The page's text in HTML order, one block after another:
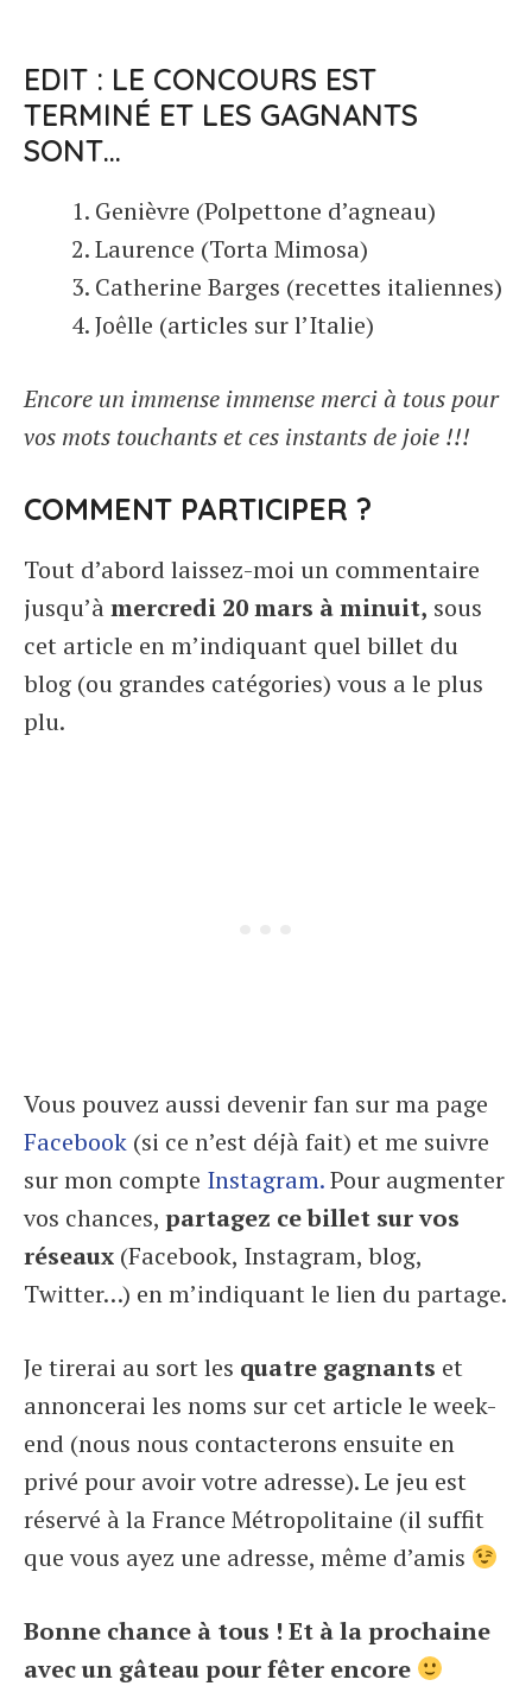
EDIT : LE CONCOURS EST
TERMINÉ ET LES GAGNANTS
SONT…
Genièvre (Polpettone d’agneau)
Laurence (Torta Mimosa)
Catherine Barges (recettes italiennes)
Joêlle (articles sur l’Italie)
Encore un immense immense merci à tous pour
vos mots touchants et ces instants de joie !!!
COMMENT PARTICIPER ?
Tout d’abord laissez-moi un commentaire
jusqu’àmercredi 20 mars à minuit, sous
cet article en m’indiquant quel billet du
blog (ou grandes catégories) vous a le plus
plu.
Vous pouvez aussi devenir fan sur ma page
Facebook (si ce n’est déjà fait) et me suivre
sur mon compte Instagram.Pour augmenter
vos chances, partagez ce billet sur vos
réseaux (Facebook, Instagram, blog,
Twitter…) en m’indiquant le lien du partage.
Je tirerai au sort les quatre gagnants et
annoncerai les noms sur cet article le week-
end (nous nous contacterons ensuite en
privé pour avoir votre adresse). Le jeu est
réservé à la France Métropolitaine (il suffit
que vous ayez une adresse, même d’amis
Bonne chance à tous ! Et à la prochaine
avec un gâteau pour fêter encore